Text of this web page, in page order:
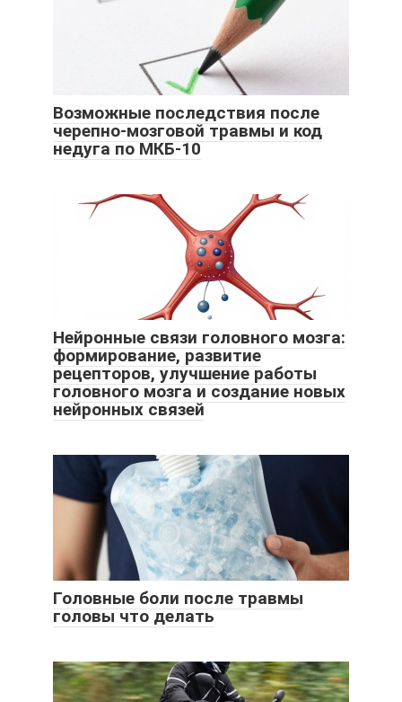
Возможные последствия после
черепно-мозговой травмы и код
недуга по МКБ-10
Нейронные связи головного мозга:
формирование, развитие
рецепторов, улучшение работы
головного мозга и создание новых
нейронных связей
Головные боли после травмы
головы что делать